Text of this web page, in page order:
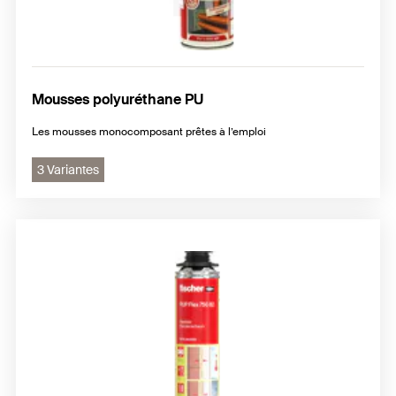
Mousses polyuréthane PU
Les mousses monocomposant prêtes à l’emploi
3 Variantes